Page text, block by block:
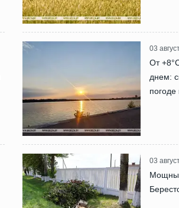
03
От
днем:
погоде
03